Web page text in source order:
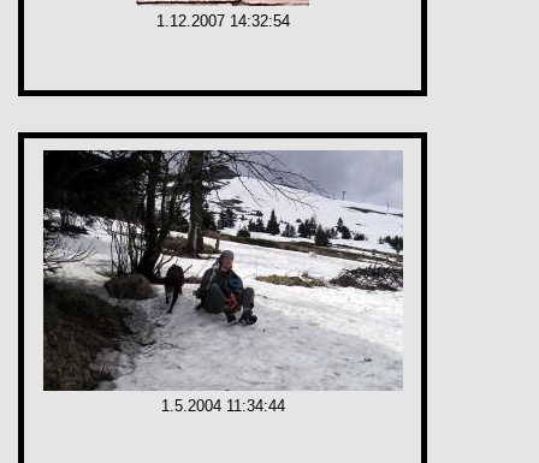
1.12.2007 14:32:54
1.5.2004 11:34:44